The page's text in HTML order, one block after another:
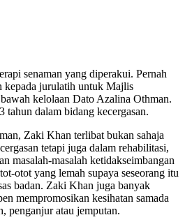
senaman yang diperakui. Pernah
kepada jurulatih untuk Majlis
kelolaan Dato Azalina Othman.
tahun dalam bidang kecergasan.
Zaki Khan terlibat bukan sahaja
tetapi juga dalam rehabilitasi,
masalah-masalah ketidakseimbangan
otot yang lemah supaya seseorang itu
badan. Zaki Khan juga banyak
mempromosikan kesihatan samada
penganjur atau jemputan.